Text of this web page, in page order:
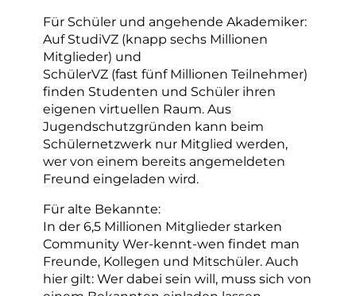
Für Schüler und angehende Akademiker:
Auf StudiVZ (knapp sechs Millionen
Mitglieder) und
SchülerVZ (fast fünf Millionen Teilnehmer)
finden Studenten und Schüler ihren
eigenen virtuellen Raum. Aus
Jugendschutzgründen kann beim
Schülernetzwerk nur Mitglied werden,
wer von einem bereits angemeldeten
Freund eingeladen wird.
Für alte Bekannte:
In der 6,5 Millionen Mitglieder starken
Community Wer-kennt-wen findet man
Freunde, Kollegen und Mitschüler. Auch
hier gilt: Wer dabei sein will, muss sich von